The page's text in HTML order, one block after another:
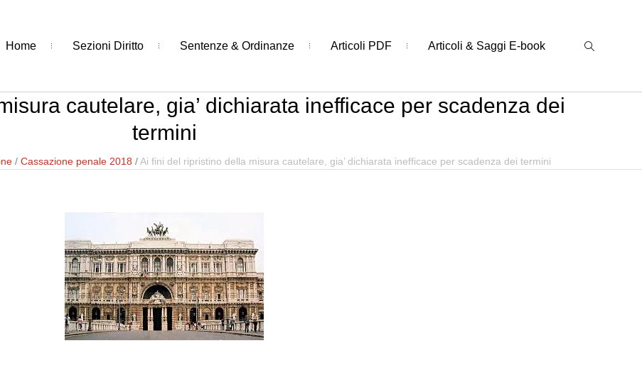
Home Sezioni Diritto Sentenze & Ordinanze Articoli PDF Articoli & Saggi E-book
cautelare, gia’ dichiarata inefficace per scadenza dei
termini
/ Cassazione penale 2018 /Ai fini del ripristino della misura cautelare, gia’ dichiarata inefficace per scadenza dei termini